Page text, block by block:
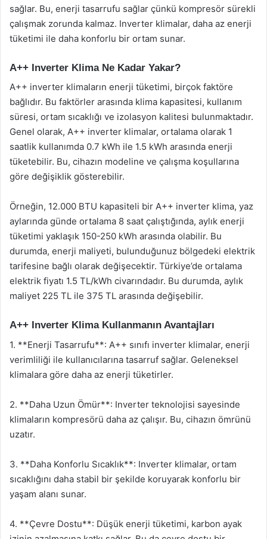
sağlar. Bu, enerji tasarrufu sağlar çünkü kompresör sürekli
çalışmak zorunda kalmaz. Inverter klimalar, daha az enerji
tüketimi ile daha konforlu bir ortam sunar.
A++ Inverter Klima Ne Kadar Yakar?
A++ inverter klimaların enerji tüketimi, birçok faktöre
bağlıdır. Bu faktörler arasında klima kapasitesi, kullanım
süresi, ortam sıcaklığı ve izolasyon kalitesi bulunmaktadır.
Genel olarak, A++ inverter klimalar, ortalama olarak 1
saatlik kullanımda 0.7 kWh ile 1.5 kWh arasında enerji
tüketebilir. Bu, cihazın modeline ve çalışma koşullarına
göre değişiklik gösterebilir.
Örneğin, 12.000 BTU kapasiteli bir A++ inverter klima, yaz
aylarında günde ortalama 8 saat çalıştığında, aylık enerji
tüketimi yaklaşık 150-250 kWh arasında olabilir. Bu
durumda, enerji maliyeti, bulunduğunuz bölgedeki elektrik
tarifesine bağlı olarak değişecektir. Türkiye’de ortalama
elektrik fiyatı 1.5 TL/kWh civarındadır. Bu durumda, aylık
maliyet 225 TL ile 375 TL arasında değişebilir.
A++ Inverter Klima Kullanmanın Avantajları
1. **Enerji Tasarrufu**: A++ sınıfı inverter klimalar, enerji
verimliliği ile kullanıcılarına tasarruf sağlar. Geleneksel
klimalara göre daha az enerji tüketirler.
2. **Daha Uzun Ömür**: Inverter teknolojisi sayesinde
klimaların kompresörü daha az çalışır. Bu, cihazın ömrünü
uzatır.
3. **Daha Konforlu Sıcaklık**: Inverter klimalar, ortam
sıcaklığını daha stabil bir şekilde koruyarak konforlu bir
yaşam alanı sunar.
4. **Çevre Dostu**: Düşük enerji tüketimi, karbon ayak